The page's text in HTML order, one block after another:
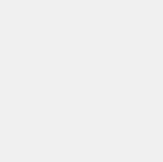
through statistics or
different sources
data